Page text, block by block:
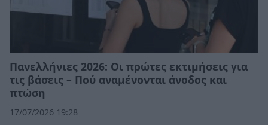
Πανελλήνιες 2026: Οι πρώτες εκτιμήσεις για
τις βάσεις – Πού αναμένονται άνοδος και
πτώση
17/07/2026 19:28